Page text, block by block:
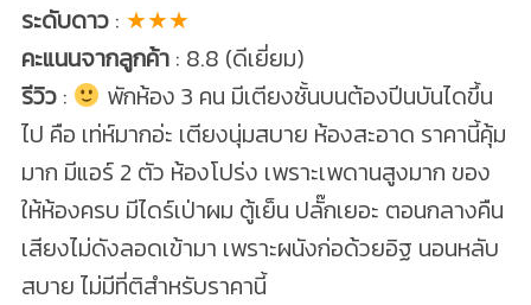
ระดับดาว: ★★★
คะแนนจากลูกค้า: 8.8 (ดีเยี่ยม)
รีวิว:
พักห้อง 3 คน มีเตียงชั้นบนต้องปีนบันไดขึ้น
ไป คือ เท่ห์มากอ่ะ เตียงนุ่มสบาย ห้องสะอาด ราคานี้คุ้ม
มาก มีแอร์ 2 ตัว ห้องโปร่ง เพราะเพดานสูงมาก ของ
ให้ห้องครบ มีไดร์เป่าผม ตู้เย็น ปลั๊กเยอะ ตอนกลางคืน
เสียงไม่ดังลอดเข้ามา เพราะผนังก่อด้วยอิฐ นอนหลับ
สบาย ไม่มีที่ติสำหรับราคานี้